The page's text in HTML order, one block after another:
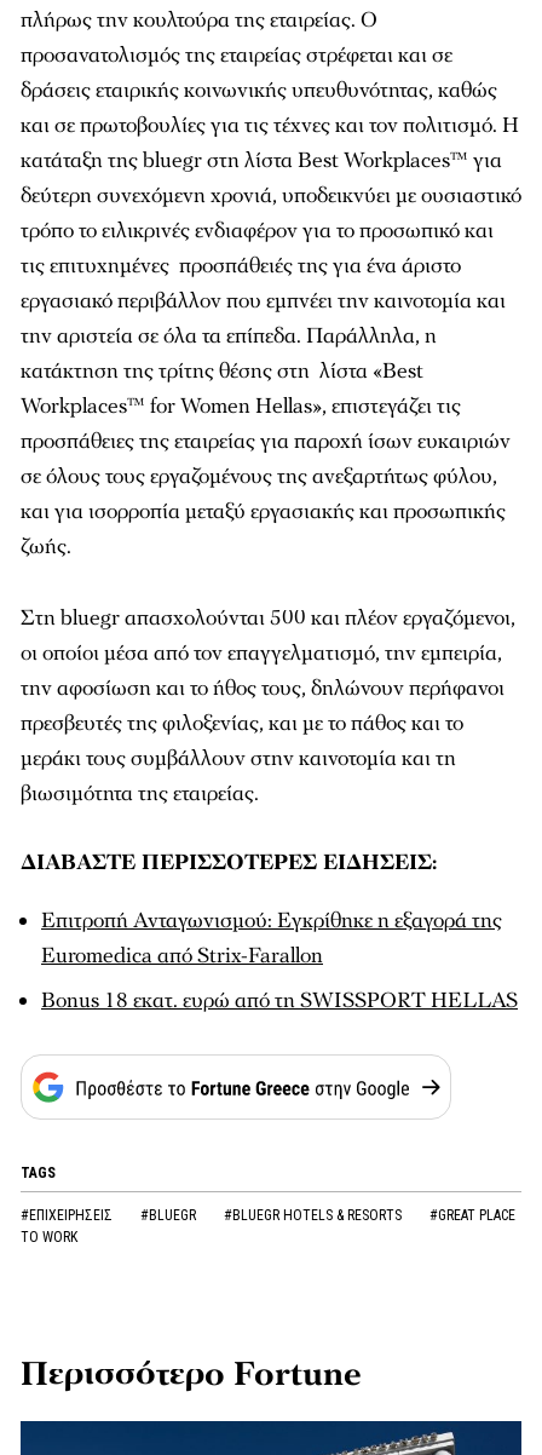
πλήρως την κουλτούρα της εταιρείας. Ο
προσανατολισμός της εταιρείας στρέφεται και σε
δράσεις εταιρικής κοινωνικής υπευθυνότητας, καθώς
και σε πρωτοβουλίες για τις τέχνες και τον πολιτισμό. Η
κατάταξη της bluegr στη λίστα Best Workplaces™ για
δεύτερη συνεχόμενη χρονιά, υποδεικνύει με ουσιαστικό
τρόπο το ειλικρινές ενδιαφέρον για το προσωπικό και
τις επιτυχημένες προσπάθειές της για ένα άριστο
εργασιακό περιβάλλον που εμπνέει την καινοτομία και
την αριστεία σε όλα τα επίπεδα. Παράλληλα, η
κατάκτηση της τρίτης θέσης στη λίστα «Best
Workplaces™ for Women Hellas», επιστεγάζει τις
προσπάθειες της εταιρείας γιαπαροχή ίσων ευκαιριών
σε όλους τους εργαζομένους της ανεξαρτήτως φύλου,
και για ισορροπία μεταξύ εργασιακής και προσωπικής
ζωής.
Στη bluegr απασχολούνται 500 και πλέον εργαζόμενοι,
οι οποίοι μέσα από τον επαγγελματισμό, την εμπειρία,
την αφοσίωση και το ήθος τους, δηλώνουν περήφανοι
πρεσβευτές της φιλοξενίας, και με το πάθος και το
μεράκι τους συμβάλλουν στην καινοτομία και τη
βιωσιμότητα της εταιρείας.
ΔΙΑΒΑΣΤΕ ΠΕΡΙΣΣΟΤΕΡΕΣ ΕΙΔΗΣΕΙΣ:
Επιτροπή Ανταγωνισμού: Εγκρίθηκε η εξαγορά της
Euromedica από Strix-Farallon
Bonus 18 εκατ. ευρώ από τη SWISSPORT HELLAS
TAGS
#ΕΠΙΧΕΙΡΗΣΕΙΣ #BLUEGR #BLUEGR HOTELS & RESORTS
#GREAT PLACE
TO WORK
Περισσότερο Fortune